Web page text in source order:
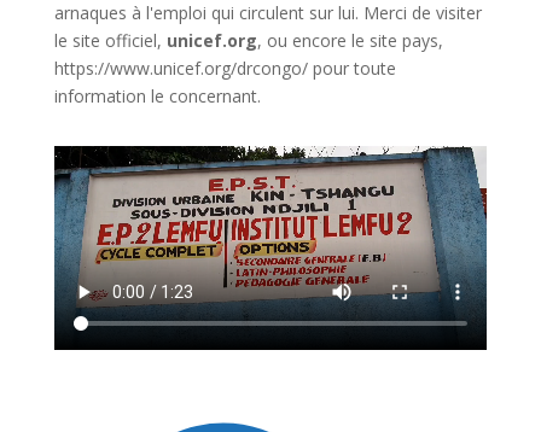
arnaques à l'emploi qui circulent sur lui. Merci de visiter
le site officiel, unicef.org, ou encore le site pays,
https://www.unicef.org/drcongo/pour toute
information le concernant.